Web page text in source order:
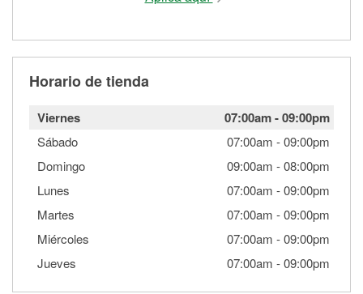
Horario de tienda
Viernes 07:00am-09:00pm
Sábado 07:00am -09:00pm
Domingo
09:00am -08:00pm
Lunes
07:00am -09:00pm
Martes
07:00am -09:00pm
Miércoles
07:00am -09:00pm
Jueves
07:00am -09:00pm